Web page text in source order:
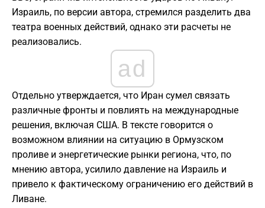
Израиль, по версии автора, стремился разделить два
театра военных действий, однако эти расчеты не
реализовались.
ad
Отдельно утверждается, что Иран сумел связать
различные фронты и повлиять на международные
решения, включая США. В тексте говорится о
возможном влиянии на ситуацию в Ормузском
проливе и энергетические рынки региона, что, по
мнению автора, усилило давление на Израиль и
привело к фактическому ограничению его действий в
Ливане.